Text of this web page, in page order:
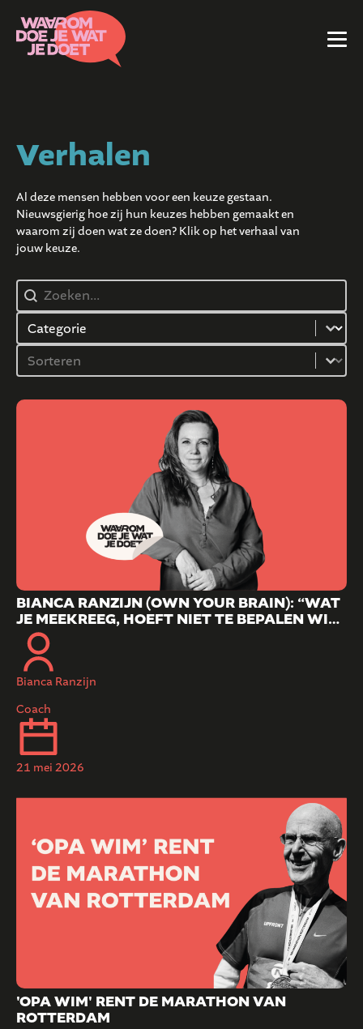
Verhalen
Al deze mensen hebben voor een keuze gestaan.
Nieuwsgierig hoe zij hun keuzes hebben gemaakt en
waarom zij doen wat ze doen? Klik op het verhaal van
jouw keuze.
Search
Select content
Product Order
BIANCA RANZIJN (OWN YOUR BRAIN): “WAT
JE MEEKREEG, HOEFT NIET TE BEPALEN WIE
JE WORDT.”
Bianca Ranzijn
Coach
21 mei 2026
'OPA WIM' RENT DE MARATHON VAN
ROTTERDAM